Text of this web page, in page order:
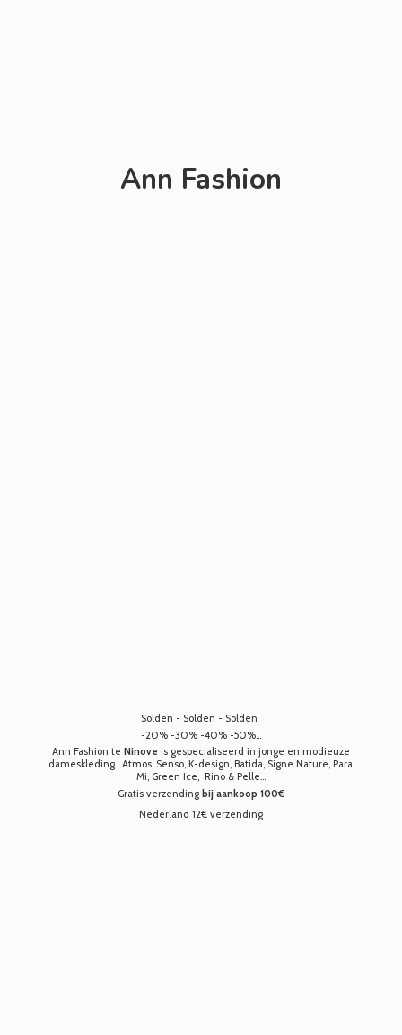
Ann Fashion
Solden - Solden - Solden
-20% -30% -40% -50%...
Ann Fashion te Ninove is gespecialiseerd in jonge en modieuze
dameskleding. Atmos, Senso, K-design, Batida, Signe Nature, Para
Mi, Green Ice, Rino & Pelle...
Gratis verzending bij aankoop 100€
Nederland 12€ verzending